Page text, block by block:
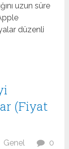
uzun süre
düzenli
(Fiyat
Genel
0